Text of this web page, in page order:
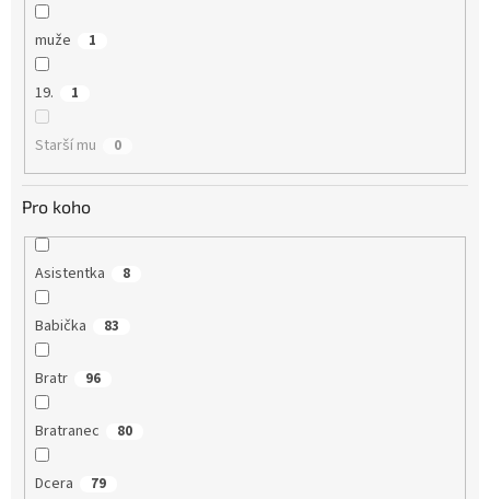
muže 1
19. 1
Starší mu 0
Pro koho
Asistentka 8
Babička 83
Bratr 96
Bratranec 80
Dcera 79